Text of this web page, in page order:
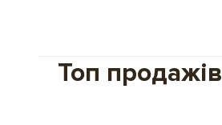
Топ продажів